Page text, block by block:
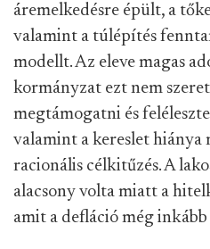
áremelkedésre épült, a
valamint a túlépítés
modellt. Az eleve magas
kormányzat ezt nem
megtámogatni és
valamint a kereslet hiánya
racionális célkitűzés. A
alacsony volta miatt a
amit a defláció még inkább